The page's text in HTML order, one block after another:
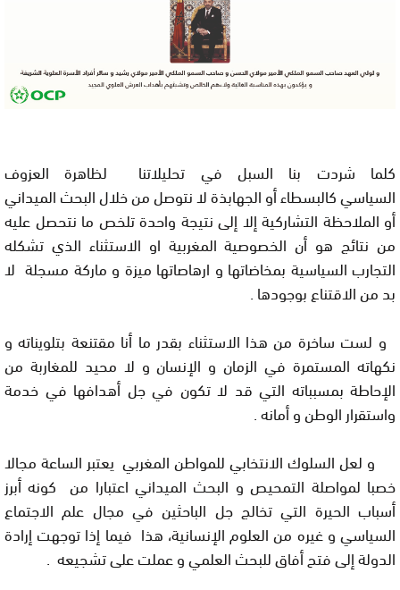
كلما شردت بنا السبل في تحليلاتنا لظاهرة العزوف
السياسي كالبسطاء أو الجهابذة لا نتوصل من خلال البحث الميداني
أو الملاحظة التشاركية إلا إلى نتيجة واحدة تلخص ما نتحصل عليه
من نتائج هو أن الخصوصية المغربية او الاستثناء الذي تشكله
التجارب السياسية بمخاضاتها و ارهاصاتها ميزة و ماركة مسجلة لا
بد من الاقتناع بوجودها .
و لست ساخرة من هذا الاستثناء بقدر ما أنا مقتنعة بتلويناته و
نكهاته المستمرة في الزمان و الإنسان و لا محيد للمغاربة من
الإحاطة بمسبباته التي قد لا تكون في جل أهدافها في خدمة
واستقرار الوطن و أمانه .
و لعل السلوك الانتخابي للمواطن المغربي يعتبر الساعة مجالا
خصبا لمواصلة التمحيص و البحث الميداني اعتبارا من كونه أبرز
أسباب الحيرة التي تخالج جل الباحثين في مجال علم الاجتماع
السياسي و غيره من العلوم الإنسانية، هذا فيما إذا توجهت إرادة
الدولة إلى فتح أفاق للبحث العلمي و عملت على تشجيعه .